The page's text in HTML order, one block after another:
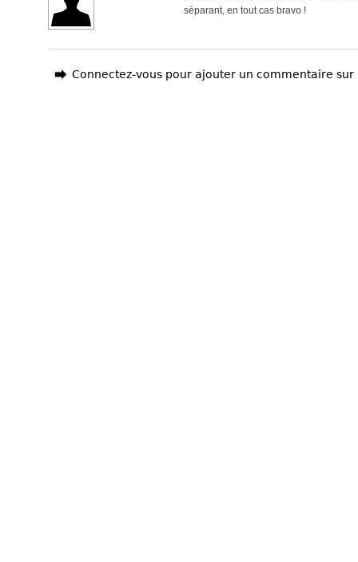
séparant, en tout cas bravo !
Connectez-vous pour ajouter un commentaire sur